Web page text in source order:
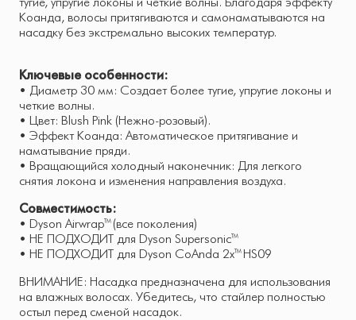
Коанда, волосы притягиваются и самонаматываются на
насадку без экстремально высоких температур.
Ключевые особенности:
• Диаметр 30 мм: Создает более тугие, упругие локоны и
четкие волны.
• Цвет: Blush Pink (Нежно-розовый).
• Эффект Коанда: Автоматическое притягивание и
наматывание пряди.
• Вращающийся холодный наконечник: Для легкого
снятия локона и изменения направления воздуха.
Совместимость:
• Dyson Airwrap™ (все поколения)
• НЕ ПОДХОДИТ для Dyson Supersonic™
• НЕ ПОДХОДИТ для Dyson CoAnda 2x™ HS09
ВНИМАНИЕ: Насадка предназначена для использования
на влажных волосах. Убедитесь, что стайлер полностью
остыл перед сменой насадок.